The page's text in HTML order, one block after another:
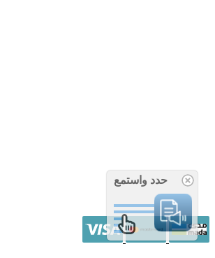
حدد واستمع